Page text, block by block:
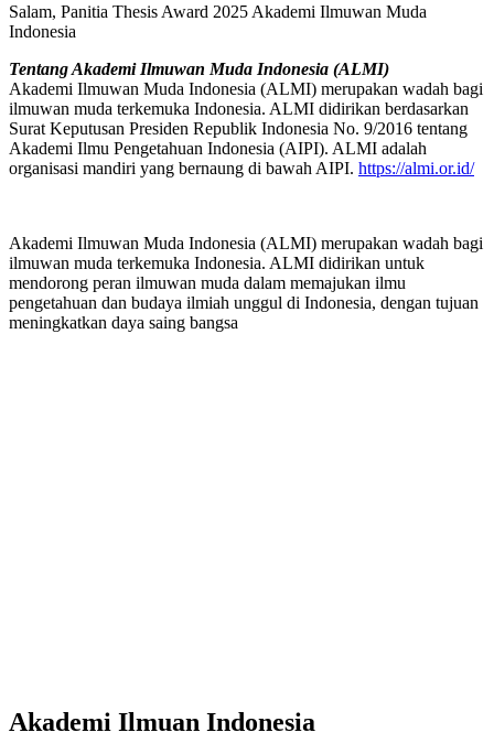
Salam, Panitia Thesis Award 2025 Akademi Ilmuwan Muda
Indonesia
Tentang Akademi Ilmuwan Muda Indonesia (ALMI)
Akademi Ilmuwan Muda Indonesia (ALMI) merupakan wadah bagi
ilmuwan muda terkemuka Indonesia. ALMI didirikan berdasarkan
Surat Keputusan Presiden Republik Indonesia No. 9/2016 tentang
Akademi Ilmu Pengetahuan Indonesia (AIPI). ALMI adalah
organisasi mandiri yang bernaung di bawah AIPI. https://almi.or.id/
Akademi Ilmuwan Muda Indonesia (ALMI) merupakan wadah bagi
ilmuwan muda terkemuka Indonesia. ALMI didirikan untuk
mendorong peran ilmuwan muda dalam memajukan ilmu
pengetahuan dan budaya ilmiah unggul di Indonesia, dengan tujuan
meningkatkan daya saing bangsa
Akademi Ilmuan Indonesia